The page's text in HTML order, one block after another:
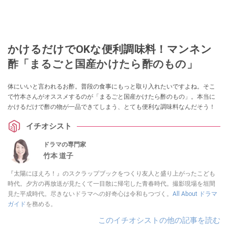
かけるだけでOKな便利調味料！マンネン
酢「まるごと国産かけたら酢のもの」
体にいいと言われるお酢。普段の食事にもっと取り入れたいですよね。そこ
で竹本さんがオススメするのが「まるごと国産かけたら酢のもの」。本当に
かけるだけで酢の物が一品できてしまう、とても便利な調味料なんだそう！
イチオシスト
ドラマの専門家
竹本 道子
『太陽にほえろ！』のスクラップブックをつくり友人と盛り上がったこども
時代。夕方の再放送が見たくて一目散に帰宅した青春時代。撮影現場を垣間
見た平成時代。尽きないドラマへの好奇心は令和もつづく。 All About ドラマ
ガイドを務める。
このイチオシストの他の記事を読む